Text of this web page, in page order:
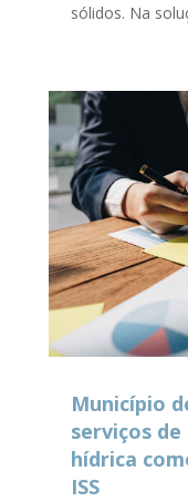
sólidos. Na
Município
serviços
hídrica
ISS